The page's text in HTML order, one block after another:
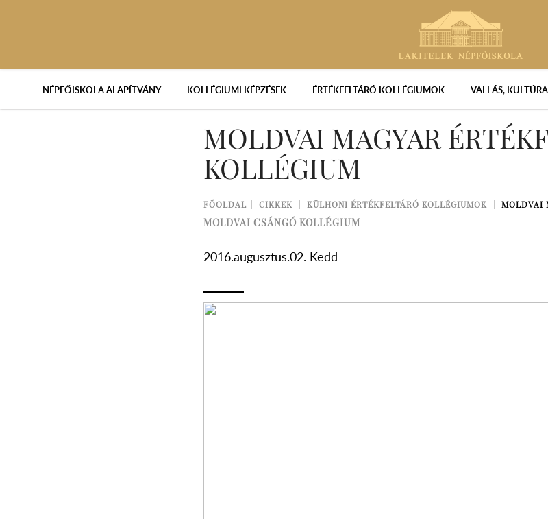
NÉPFŐISKOLA ALAPÍTVÁNY KOLLÉGIUMI KÉPZÉSEK ÉRTÉKFELTÁRÓ KOLLÉGIUMOK VALLÁS,
MOLDVAI MAGYAR
KOLLÉGIUM
FŐOLDAL CIKKEK KÜLHONI ÉRTÉKFELTÁRÓ KOLLÉGIUMOK MOLDVAI
MOLDVAI CSÁNGÓ KOLLÉGIUM
2016.augusztus.02. Kedd